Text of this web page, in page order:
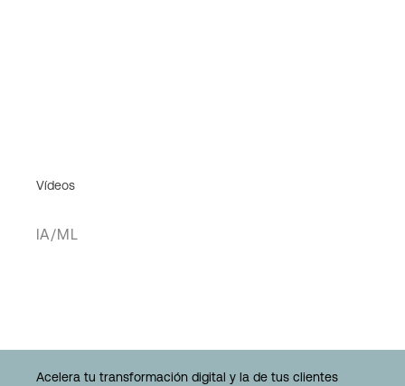
Vídeos
IA/ML
Acelera tu transformación digital y la de tus clientes